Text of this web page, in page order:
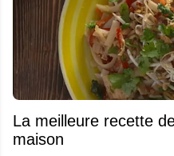
La meilleure recette
maison